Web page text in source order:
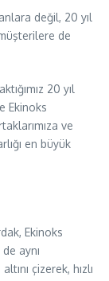
değil, 20 yıl
de
20 yıl
Ekinoks
ve
en büyük
Ekinoks
aynı
çizerek, hızlı